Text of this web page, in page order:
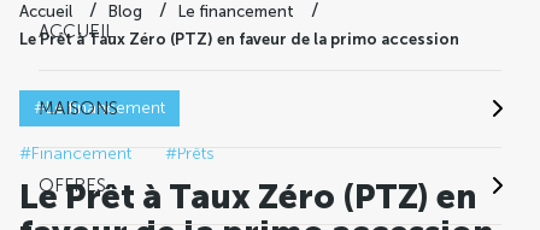
ACCUEIL
MAISONS
OFFRES
Accueil Blog
Le financement
Le Prêt à Taux Zéro (PTZ) en faveur de la primo accession
#Le financement
#Financement #Prêts
Le Prêt à Taux Zéro (PTZ) en